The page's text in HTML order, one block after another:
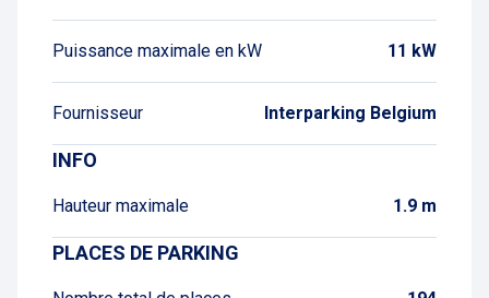
Puissance maximale en kW 11 kW
Fournisseur Interparking Belgium
INFO
Hauteur maximale 1.9 m
PLACES DE PARKING